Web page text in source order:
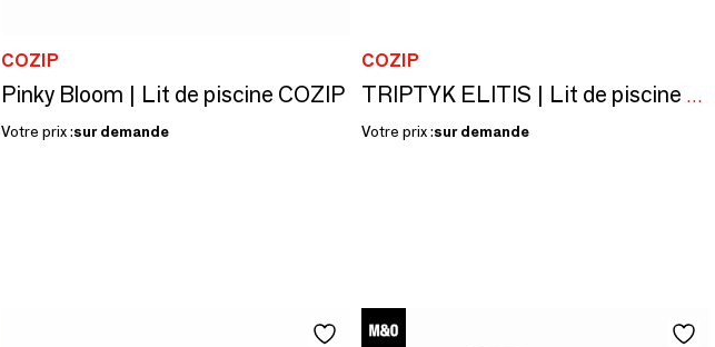
COZIP
Pinky Bloom | Lit de piscine COZIP
Votre prix :sur demande
COZIP
TRIPTYK ELITIS | Lit de piscine COZIP | 198 x 76 x h30 cm
Votre prix :sur demande